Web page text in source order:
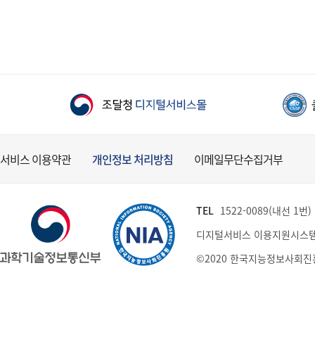
서비스 이용약관 개인정보 처리방침 이메일무단수집거부
TEL 1522-0089(내선 1번
디지털서비스 이용지원시스
©2020 한국지능정보사회진